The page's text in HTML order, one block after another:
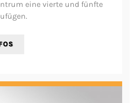
eine vierte und fünfte